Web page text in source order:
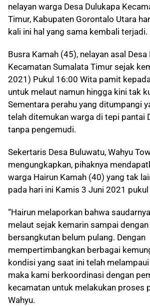
nelayan warga Desa Dulukapa
Timur, Kabupaten Gorontalo Utara
kali ini hal yang sama kembali terjadi.
Busra Kamah (45), nelayan asal
Kecamatan Sumalata Timur sejak
2021) Pukul 16:00 Wita pamit
untuk melaut namun hingga kini tak
Sementara perahu yang ditumpangi
telah ditemukan warga di tepi pantai
tanpa pengemudi.
Sekertaris Desa Buluwatu, Wahyu
mengungkapkan, pihaknya
warga Hairun Kamah (40) yang tak
pada hari ini Kamis 3 Juni 2021 pukul
“Hairun melaporkan bahwa
melaut sejak kemarin sampai dengan
bersangkutan belum pulang. Dengan
mempertimbangkan berbagai
kondisi yang saat ini telah
maka kami berkoordinasi dengan
kecamatan untuk melakukan proses
Wahyu.